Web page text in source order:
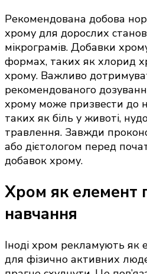
Рекомендована добова
хрому для дорослих
мікрограмів. Добавки
формах, таких як хлорид
хрому. Важливо
рекомендованого
хрому може призвести до
таких як біль у животі,
травлення. Завжди
або дієтологом перед
добавок хрому.
Хром як елемент
навчання
Іноді хром рекламують як
для фізично активних